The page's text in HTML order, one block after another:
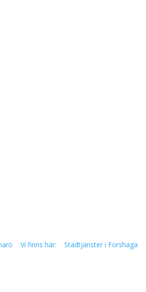
Vi finns här: Städtjänster i Forshaga